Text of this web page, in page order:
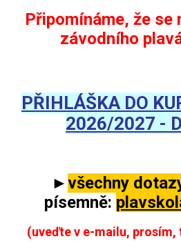
Připomínáme, že se
závodního
PŘIHLÁŠKA DO
2026/2027 -
►všechny
písemně:
(uveďte v e-mailu,